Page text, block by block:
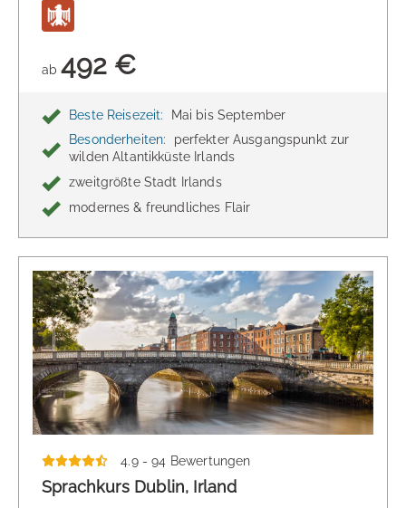
ab492 €
Beste Reisezeit:
Mai bis September
Besonderheiten:
perfekter Ausgangspunkt zur
wilden Altantikküste Irlands
zweitgrößte Stadt Irlands
modernes & freundliches Flair
4.9 - 94 Bewertungen
Sprachkurs Dublin, Irland